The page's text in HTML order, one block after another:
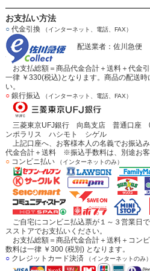
お支払い方法
○代金引換 （インターネット、電話、FAX）
配送業者：佐川急便
お支払総額＝商品代金合計＋送料＋代金
一律 ￥330(税込)となります。商品の配送
い。
○銀行振込 （インターネット、電話、FAX）
三菱東京UFJ銀行 向島支店 普通口座
ンポラリス ハシモト シゲル
上記口座へ、お客様本人の名義でお振込
代金合計＋送料 ※振込手数料は、別途お客
○コンビニ払い （インターネットのみ）
ご自宅にコンビニ払込票が１～３営業日
スストアでお支払いください。
お支払総額＝商品代金合計＋送料＋コン
数料は一律 ￥300 (税別) となります。
○クレジットカード決済 （インターネットのみ）